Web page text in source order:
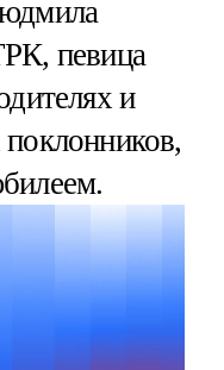
певица
и
поклонников,